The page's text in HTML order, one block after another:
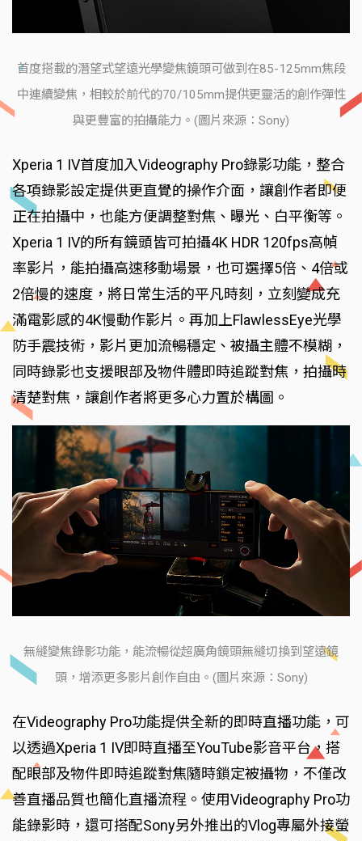
首度搭載的潛望式望遠光學變焦鏡頭可做到在85-125mm焦段
中連續變焦，相較於前代的70/105mm提供更靈活的創作彈性
與更豐富的拍攝能力。(圖片來源：Sony)
Xperia 1 IV首度加入Videography Pro錄影功能，整合
各項錄影設定提供更直覺的操作介面，讓創作者即便
正在拍攝中，也能方便調整對焦、曝光、白平衡等。
Xperia 1 IV的所有鏡頭皆可拍攝4K HDR 120fps高幀
率影片，能拍攝高速移動場景，也可選擇5倍、4倍或
2倍慢的速度，將日常生活的平凡時刻，立刻變成充
滿電影感的4K慢動作影片。再加上FlawlessEye光學
防手震技術，影片更加流暢穩定、被攝主體不模糊，
同時錄影也支援眼部及物件體即時追蹤對焦，拍攝時
清楚對焦，讓創作者將更多心力置於構圖。
無縫變焦錄影功能，能流暢從超廣角鏡頭無縫切換到望遠鏡
頭，增添更多影片創作自由。(圖片來源：Sony)
在Videography Pro功能提供全新的即時直播功能，可
以透過Xperia 1 IV即時直播至YouTube影音平台，搭
配眼部及物件即時追蹤對焦隨時鎖定被攝物，不僅改
善直播品質也簡化直播流程。使用Videography Pro功
能錄影時，還可搭配Sony另外推出的Vlog專屬外接螢